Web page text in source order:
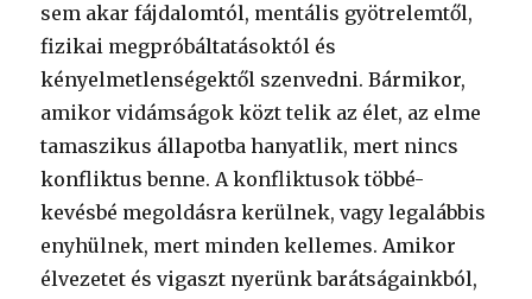
sem akar fájdalomtól, mentális gyötrelemtől,
fizikai megpróbáltatásoktól és
kényelmetlenségektől szenvedni. Bármikor,
amikor vidámságok közt telik az élet, az elme
tamaszikus állapotba hanyatlik, mert nincs
konfliktus benne. A konfliktusok többé-
kevésbé megoldásra kerülnek, vagy legalábbis
enyhülnek, mert minden kellemes. Amikor
élvezetet és vigaszt nyerünk barátságainkból,